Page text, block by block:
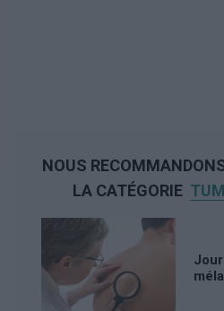
NOUS
LA CATÉGORIE